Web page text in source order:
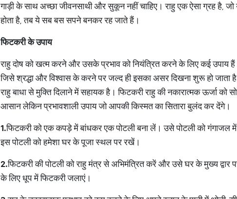
गाड़ी के साथ अच्छा जीवनसाथी और सुकून नहीं चाहिए। राहु एक ऐसा ग्रह है,
होता है, तब ये सब बस सपने बनकर रह जाते हैं।
फिटकरीकेउपाय
राहु दोष को खत्म करने और उसके प्रभाव को नियंत्रित करने के लिए कई उपाय
जिसे श्रद्धा और विश्वास के करने पर जल्द ही इसका असर दिखना शुरू हो
राहु बाधा से मुक्ति दिलाने में सहायक है। फिटकरी राहु की नकारात्मक ऊर्जा
आसान लेकिन प्रभावशाली उपाय जो आपकी किस्मत का सितारा बुलंद कर देंगे।
1.फिटकरी को एक कपड़े में बांधकर एक पोटली बना लें। उसे पोटली को गंगाजल
इस पोटली को हमेशा घर के पूजा स्थल पर रखें।
2.फिटकरी की पोटली को राहु मंत्र से अभिमंत्रित करें और उसे घर के मुख्य
के लिए धूप में फिटकरी जलाएं।